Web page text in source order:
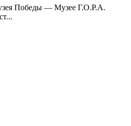
Победы — Музее Г.О.Р.А.